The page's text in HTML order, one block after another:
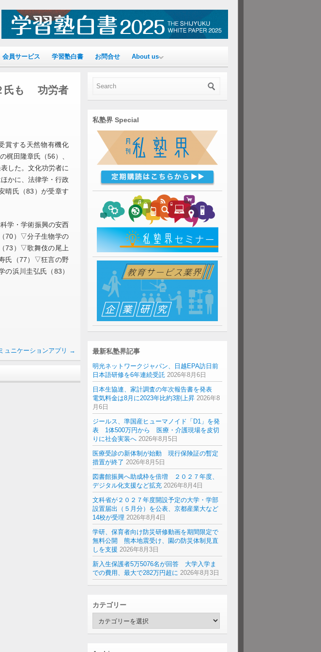
会員サービス 学習塾白書 お問合せ About us
氏も 功労者
賞する天然物有機化
梶田隆章氏（56）、
した。文化功労者に
かに、法律学・行政
晴氏（83）が受章す
学・学術振興の安西
70）▽分子生物学の
73）▽歌舞伎の尾上
氏（77）▽狂言の野
浜川圭弘氏（83）
ュニケーションアプリ →
私塾界 Special
最新私塾界記事
明光ネットワークジャパン、日越EPA訪日前
日本語研修を6年連続受託 2026年8月6日
日本生協連、家計調査の年次報告書を発表
電気料金は8月に2023年比約3割上昇 2026年8
月6日
ジールス、準国産ヒューマノイド「D1」を発
表 1体500万円から 医療・介護現場を皮切
りに社会実装へ 2026年8月5日
医療受診の新体制が始動 現行保険証の暫定
措置が終了 2026年8月5日
図書館振興へ助成枠を倍増 ２０２７年度、
デジタル化支援など拡充 2026年8月4日
文科省が２０２７年度開設予定の大学・学部
設置届出（５月分）を公表、京都産業大など
14校が受理 2026年8月4日
学研、保育者向け防災研修動画を期間限定で
無料公開 熊本地震受け、園の防災体制見直
しを支援 2026年8月3日
新入生保護者5万5076名が回答 大学入学ま
での費用、最大で282万円超に 2026年8月3日
カテゴリー
ゴ